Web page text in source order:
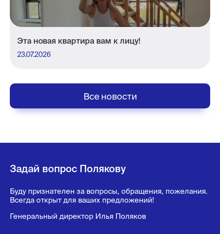
Эта новая квартира вам к лицу!
23.07.2026
Все новости
Задай вопрос Полякову
Буду признателен за вопросы, обращения, пожелания.
Всегда открыт для ваших предложений!
Генеральный директор Илья Поляков